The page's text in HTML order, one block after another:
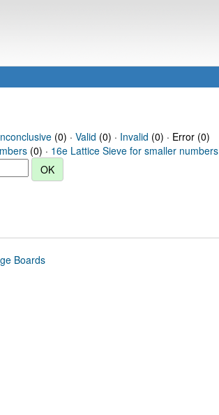
(0) · Valid (0) · Invalid (0) · Error (0)
(0) · 16e Lattice Sieve for smaller numbers
Boards